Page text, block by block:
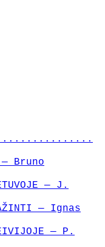
— Bruno
— J.
— Ignas
— P.